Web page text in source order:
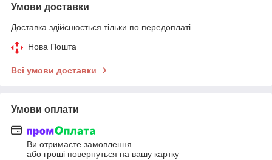
Умови доставки
Доставка здійснюється тільки по передоплаті.
Нова Пошта
Всі умови доставки
Умови оплати
Ви отримаєте замовлення
або гроші повернуться на вашу картку